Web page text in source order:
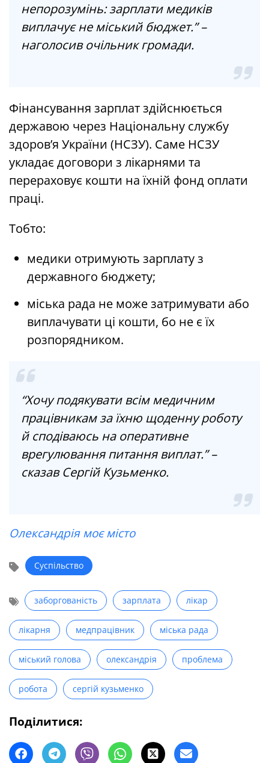
непорозумінь: зарплати медиків
виплачує не міський бюджет.” –
наголосив очільник громади.
Фінансування зарплат здійснюється
державою через Національну службу
здоров’я України (НСЗУ). Саме НСЗУ
укладає договори з лікарнями та
перераховує кошти на їхній фонд оплати
праці.
Тобто:
медики отримують зарплату з
державного бюджету;
міська рада не може затримувати або
виплачувати ці кошти, бо не є їх
розпорядником.
“Хочу подякувати всім медичним
працівникам за їхню щоденну роботу
й сподіваюсь на оперативне
врегулювання питання виплат.” –
сказав Сергій Кузьменко.
Олександрія моє місто
Суспільство
заборгованість зарплата лікар
лікарня медпрацівник міська рада
міський голова олександрія проблема
робота сергій кузьменко
Поділитися: